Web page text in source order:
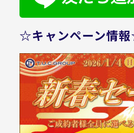
☆キャンペーン情